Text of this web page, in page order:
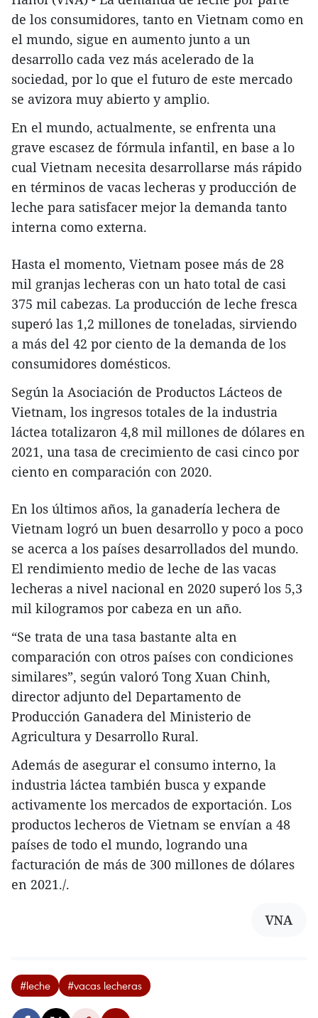
de los consumidores, tanto en Vietnam como en
el mundo, sigue en aumento junto a un
desarrollo cada vez más acelerado de la
sociedad, por lo que el futuro de este mercado
se avizora muy abierto y amplio.
En el mundo, actualmente, se enfrenta una
grave escasez de fórmula infantil, en base a lo
cual Vietnam necesita desarrollarse más rápido
en términos de vacas lecheras y producción de
leche para satisfacer mejor la demanda tanto
interna como externa.
Hasta el momento, Vietnam posee más de 28
mil granjas lecheras con un hato total de casi
375 mil cabezas. La producción de leche fresca
superó las 1,2 millones de toneladas, sirviendo
a más del 42 por ciento de la demanda de los
consumidores domésticos.
Según la Asociación de Productos Lácteos de
Vietnam, los ingresos totales de la industria
láctea totalizaron 4,8 mil millones de dólares en
2021, una tasa de crecimiento de casi cinco por
ciento en comparación con 2020.
En los últimos años, la ganadería lechera de
Vietnam logró un buen desarrollo y poco a poco
se acerca a los países desarrollados del mundo.
El rendimiento medio de leche de las vacas
lecheras a nivel nacional en 2020 superó los 5,3
mil kilogramos por cabeza en un año.
“Se trata de una tasa bastante alta en
comparación con otros países con condiciones
similares”, según valoró Tong Xuan Chinh,
director adjunto del Departamento de
Producción Ganadera del Ministerio de
Agricultura y Desarrollo Rural.
Además de asegurar el consumo interno, la
industria láctea también busca y expande
activamente los mercados de exportación. Los
productos lecheros de Vietnam se envían a 48
países de todo el mundo, logrando una
facturación de más de 300 millones de dólares
en 2021./.
VNA
#leche #vacas lecheras